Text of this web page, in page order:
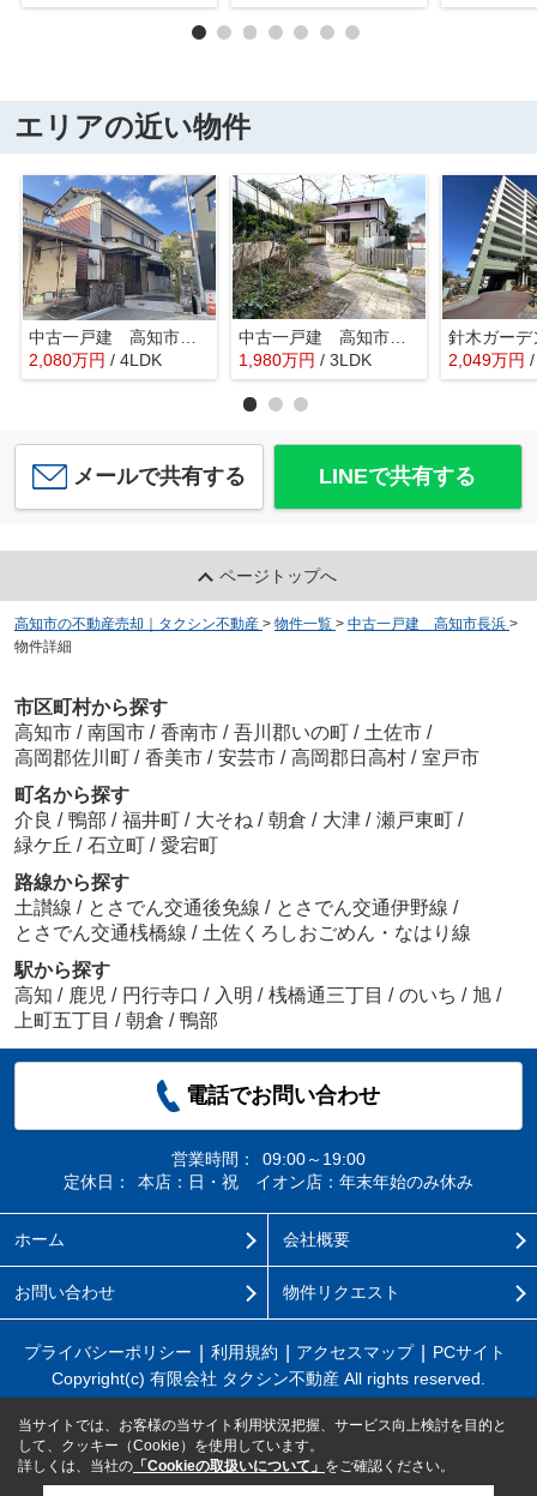
エリアの近い物件
中古一戸建 高知市西秦泉寺
2,080万円 / 4LDK
中古一戸建 高知市大津乙
1,980万円 / 3LDK
針木ガーデ
2,049万円
メールで共有する LINEで共有する
ページトップへ
高知市の不動産売却｜タクシン不動産 > 物件一覧 > 中古一戸建 高知市長浜 >
物件詳細
市区町村から探す
高知市 / 南国市 / 香南市 / 吾川郡いの町 / 土佐市 /
高岡郡佐川町 / 香美市 / 安芸市 / 高岡郡日高村 / 室戸市
町名から探す
介良 / 鴨部 / 福井町 / 大そね / 朝倉 / 大津 / 瀬戸東町 /
緑ケ丘 / 石立町 / 愛宕町
路線から探す
土讃線 / とさでん交通後免線 / とさでん交通伊野線 /
とさでん交通桟橋線 / 土佐くろしおごめん・なはり線
駅から探す
高知 / 鹿児 / 円行寺口 / 入明 / 桟橋通三丁目 / のいち / 旭 /
上町五丁目 / 朝倉 / 鴨部
電話でお問い合わせ
営業時間：
09:00～19:00
定休日：
本店：日・祝 イオン店：年末年始のみ休み
ホーム 会社概要
お問い合わせ 物件リクエスト
プライバシーポリシー 利用規約 アクセスマップ
PCサイト
Copyright(c) 有限会社 タクシン不動産 All rights reserved.
当サイトでは、お客様の当サイト利用状況把握、サービス向上検討を目的と
して、クッキー（Cookie）を使用しています。
詳しくは、当社の 「Cookieの取扱いについて」 をご確認ください。